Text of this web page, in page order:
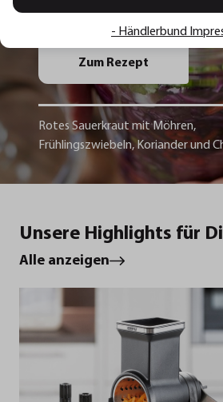
Chili
Zum Rezept
Rotes Sauerkraut mit Möhren,
Frühlingszwiebeln, Koriander und
Unsere Highlights für
Alle anzeigen
- Händlerbund